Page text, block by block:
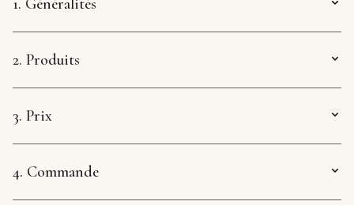
1. Généralités
2. Produits
3. Prix
4. Commande